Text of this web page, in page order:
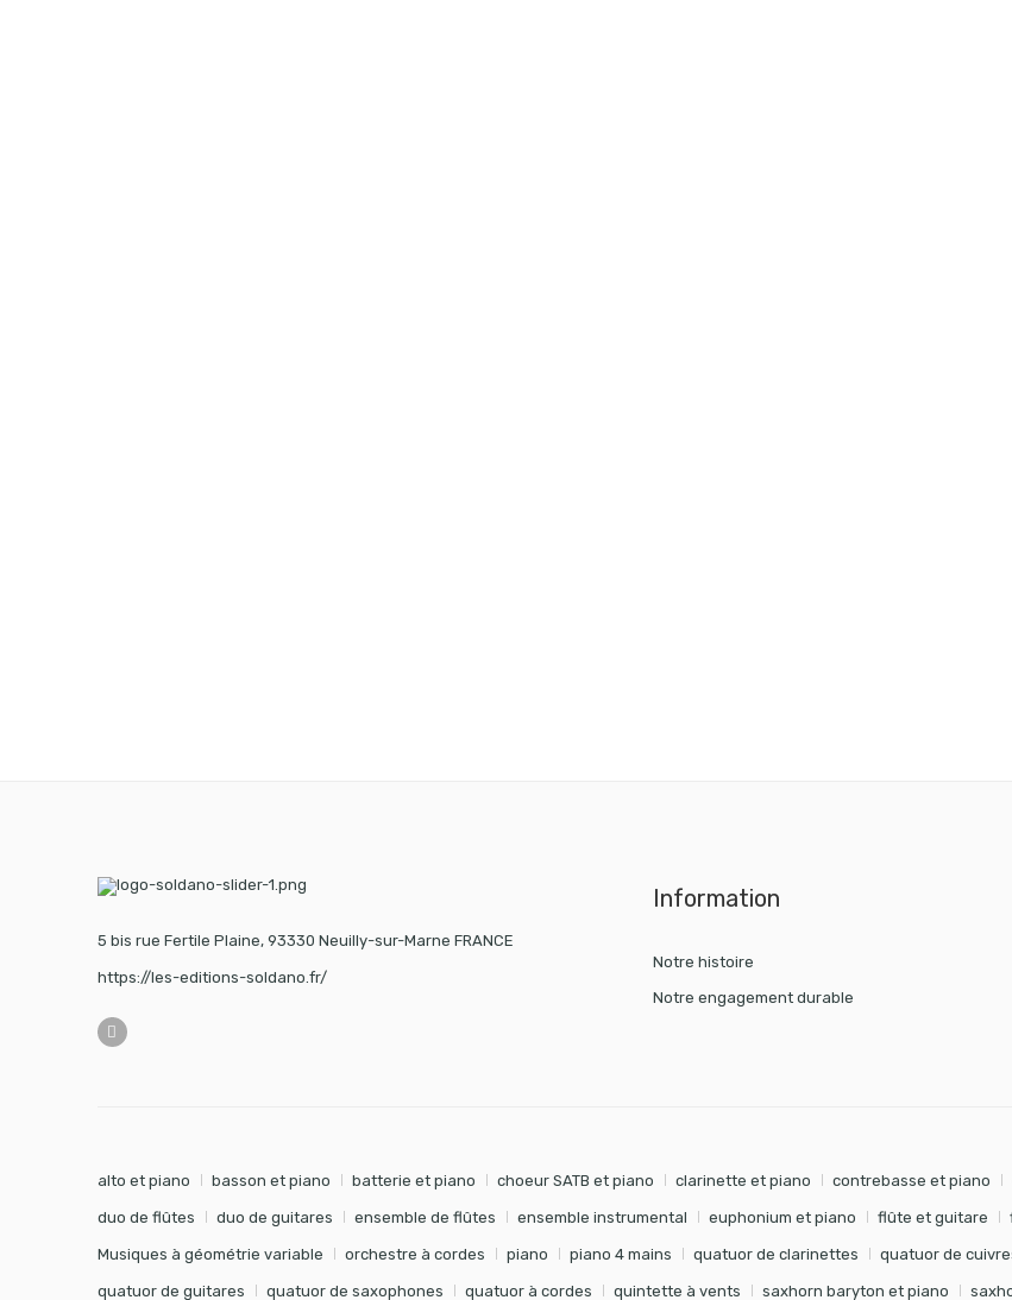
5 bis rue Fertile Plaine, 93330 Neuilly-sur-Marne FRANCE
https://les-editions-soldano.fr/
Information
Notre histoire
Notre engagement durable
alto et piano basson et piano batterie et piano choeur SATB et piano clarinette et piano contrebasse et piano
duo de flûtes duo de guitares ensemble de flûtes ensemble instrumental euphonium et piano flûte et guitare
Musiques à géométrie variable orchestre à cordes piano piano 4 mains quatuor de clarinettes quatuor de
quatuor de guitares quatuor de saxophones quatuor à cordes quintette à vents saxhorn baryton et piano